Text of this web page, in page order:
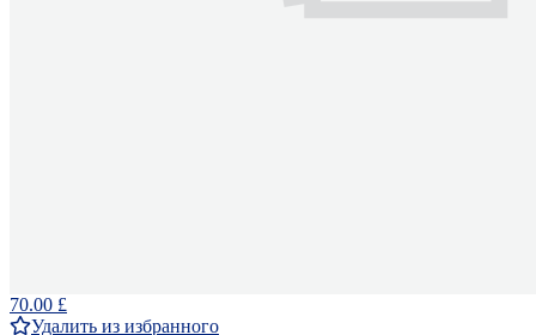
70.00 £
Удалить из избранного